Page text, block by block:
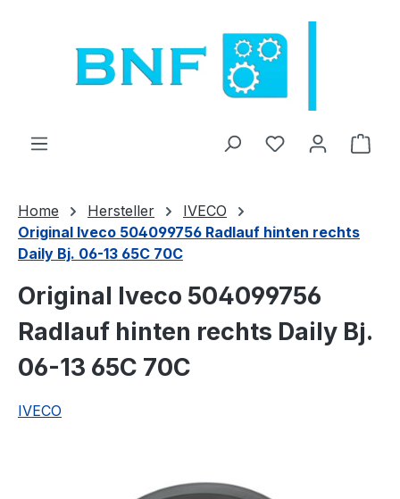
Tienes 0 El
Home Hersteller
IVECO
Original Iveco 504099756 Radlauf hinten rechts
Daily Bj. 06-13 65C 70C
Original Iveco 504099756
Radlauf hinten rechts Daily Bj.
06-13 65C 70C
IVECO